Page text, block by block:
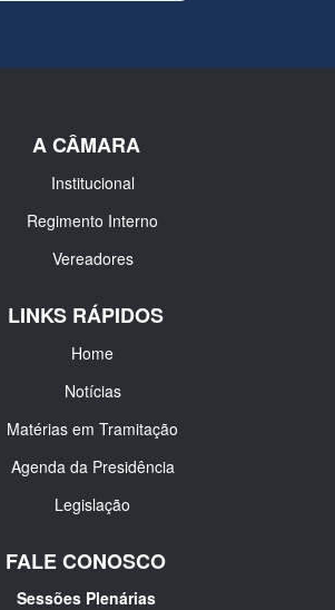
A CÂMARA
Institucional
Regimento Interno
Vereadores
LINKS RÁPIDOS
Home
Notícias
Matérias em Tramitação
Agenda da Presidência
Legislação
FALE CONOSCO
Sessões Plenárias